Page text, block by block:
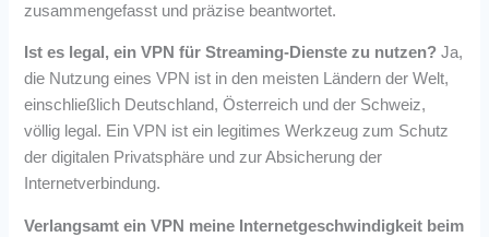
zusammengefasst und präzise beantwortet.
Ist es legal, ein VPN für Streaming-Dienste zu nutzen? Ja,
die Nutzung eines VPN ist in den meisten Ländern der Welt,
einschließlich Deutschland, Österreich und der Schweiz,
völlig legal. Ein VPN ist ein legitimes Werkzeug zum Schutz
der digitalen Privatsphäre und zur Absicherung der
Internetverbindung.
Verlangsamt ein VPN meine Internetgeschwindigkeit beim